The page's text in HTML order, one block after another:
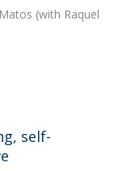
(with Raquel
self-